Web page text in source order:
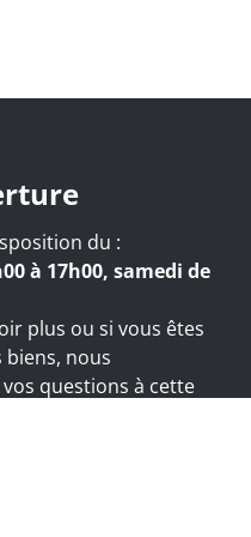
du :
à 17h00, samedi de
plus ou si vous êtes
nous
questions à cette